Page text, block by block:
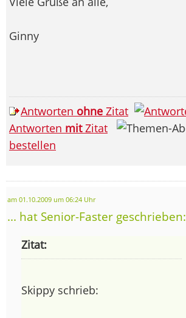
Ginny
Antworten ohne Zitat
Antworten mitZitat
bestellen
am 01.10.2009 um 06:24 Uhr
... hat Senior-Faster geschrieben:
Zitat:
Skippy schrieb: